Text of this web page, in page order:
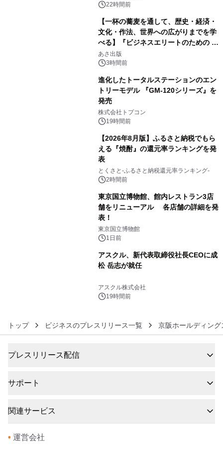
22時間前
【一杯の蕎麦を通して、歴史・経済・
文化・作法、世界への広がりまでを学
べる】『ビジネスエリートのための 教
養としての蕎麦』2026年8月25日
（火）発売
あさ出版
3時間前
進化したトータルステーションのエン
トリーモデル 『GM-120シリーズ』を
発売
株式会社トプコン
19時間前
【2026年8月版】ふるさと納税でもら
える『焼酎』の還元率ランキングを発
表
とくさと-ふるさと納税還元率ランキング-
2時間前
東京国立博物館、館内レストラン3店
舗をリニューアル 各店舗の詳細を発
表！
東京国立博物館
1日前
アスクル、新代表取締役社長CEOに成
松 岳志が就任
アスクル株式会社
19時間前
トップ ビジネスのプレスリリース一覧 京阪ホールディング
プレスリリース配信
サポート
関連サービス
• 運営会社